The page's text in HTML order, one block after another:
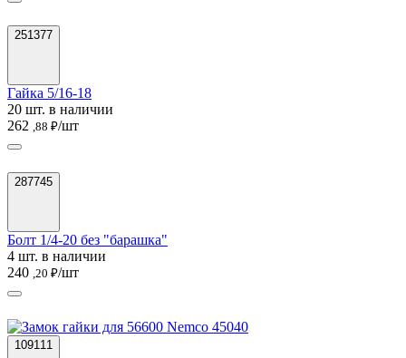
251377
Гайка 5/16-18
20 шт. в наличии
262 ,88 ₽/шт
287745
Болт 1/4-20 без "барашка"
4 шт. в наличии
240 ,20 ₽/шт
109111